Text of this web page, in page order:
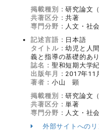
掲載種別：研究論文
共著区分：共著
専門分野： 人文・社
記述言語： 日本語
タイトル：幼児と人
義と指導の基礎的あ
誌名： 聖和短期大学
出版年月： 2017年11
著者： 小山 顕
掲載種別：研究論文
共著区分：単著
専門分野： 人文・社
外部サイトへの